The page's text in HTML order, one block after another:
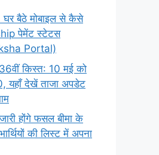
बैठे मोबाइल से कैसे
पेमेंट स्टेटस
Portal)
किस्त: 10 मई को
यहाँ देखें ताजा अपडेट
होंगे फसल बीमा के
की लिस्ट में अपना